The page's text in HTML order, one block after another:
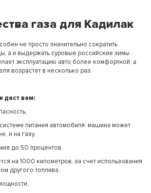
газа для Кадилак
не просто значительно сократить
а и выдержать суровые российские зимы .
эксплуатацию авто более комфортной, а
возрастет в несколько раз.
даст вам:
питания автомобиля: машина может
и на газу,
до 50 процентов,
на 1000 километров, за счет использования
другого топлива,